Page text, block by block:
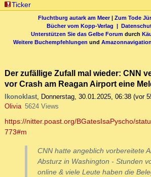
Ticker
Fluchtburg autark am Meer| Zum Tode
Bücher vom Kopp-Verlag |
Unterstützen Sie das Gelbe Forum durch
Weitere Buchempfehlungen und Amazonnavigation
Der zufällige Zufall mal wieder: CNN
vor Crash am Reagan Airport eine
Ikonoklast, Donnerstag, 30.01.2025, 06:38 (vor
Olivia 5624 Views
https://nitter.poast.org/BGatesIsaPyscho/
773#m
CNN hatte angeblich vorbereitete
Absturz in Washington - Stunden
online & viele Leute haben die